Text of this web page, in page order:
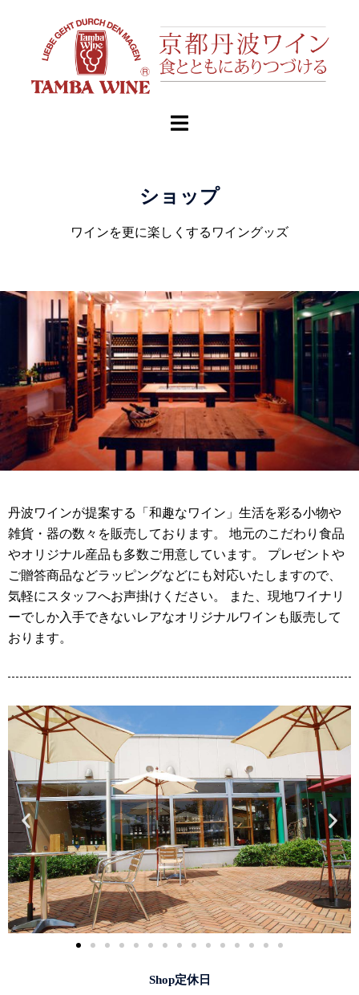
ショップ
ワインを更に楽しくするワイングッズ
丹波ワインが提案する「和趣なワイン」生活を彩る小物や
雑貨・器の数々を販売しております。 地元のこだわり食品
やオリジナル産品も多数ご用意しています。 プレゼントや
ご贈答商品などラッピングなどにも対応いたしますので、
気軽にスタッフへお声掛けください。 また、現地ワイナリ
ーでしか入手できないレアなオリジナルワインも販売して
おります。
Shop定休日